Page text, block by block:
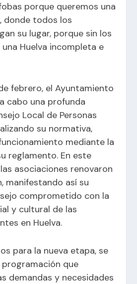
porque queremos una
donde todos los
su lugar, porque sin los
Huelva incompleta e
febrero, el Ayuntamiento
cabo una profunda
Local de Personas
su normativa,
mediante la
reglamento. En este
asociaciones renovaron
manifestando así su
comprometido con la
y cultural de las
en Huelva.
para la nueva etapa, se
que
demandas y necesidades